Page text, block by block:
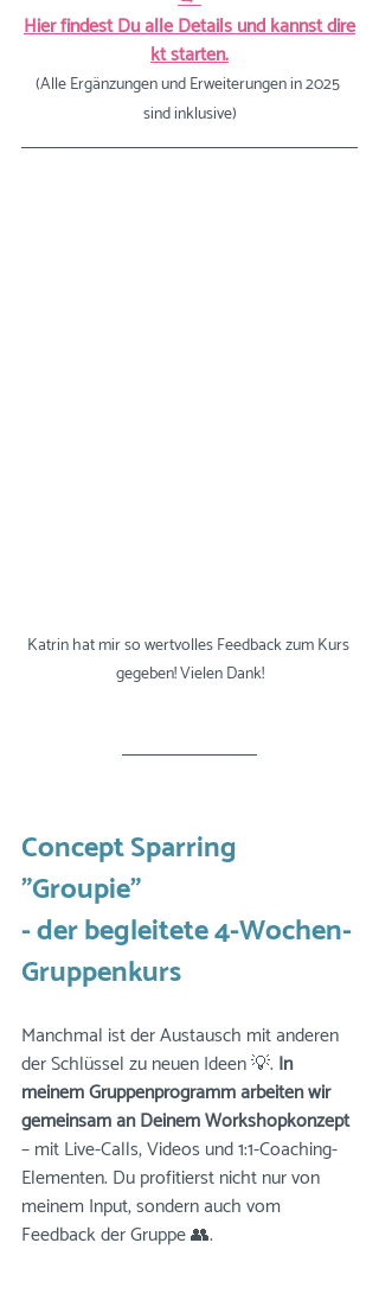
Hier findest Du alle Details und kannst dire
kt starten.
(Alle Ergänzungen und Erweiterungen in 2025
sind inklusive)
Katrin hat mir so wertvolles Feedback zum Kurs
gegeben! Vielen Dank!
Concept Sparring
"Groupie"
- der begleitete 4-Wochen-
Gruppenkurs
Manchmal ist der Austausch mit anderen
der Schlüssel zu neuen Ideen 💡. In
meinem Gruppenprogramm arbeiten wir
gemeinsam an Deinem Workshopkonzept
– mit Live-Calls, Videos und 1:1-Coaching-
Elementen. Du profitierst nicht nur von
meinem Input, sondern auch vom
Feedback der Gruppe 👥.